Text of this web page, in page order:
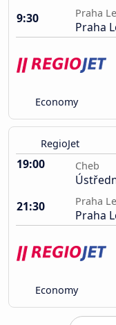
9:30
Praha
Praha
Economy
RegioJet
19:00 Cheb
21:30
Praha
Praha
Economy